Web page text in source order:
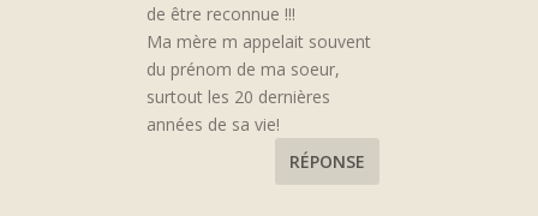
de être reconnue !!!
Ma mère m appelait souvent
du prénom de ma soeur,
surtout les 20 dernières
années de sa vie!
RÉPONSE